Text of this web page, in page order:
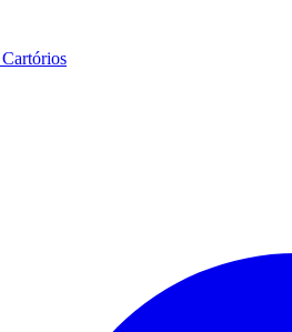
Cartórios